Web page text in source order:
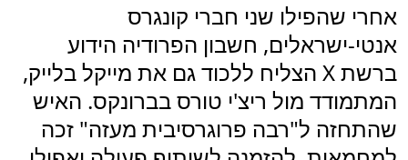
אחרי שהפילו שני חברי קונגרס
אנטי-ישראלים, חשבון הפרודיה הידוע
ברשת X הצליח ללכוד גם את מייקל בלייק,
המתמודד מול ריצ'י טורס בברונקס. האיש
שהתחזה ל"רבה פרוגרסיבית מעזה" זכה